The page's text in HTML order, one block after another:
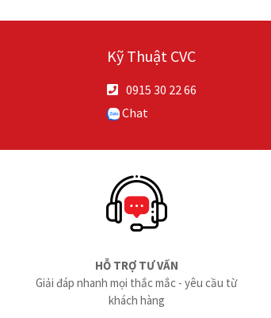
Kỹ Thuật CVC
0915 30 22 66
Chat
HỖ TRỢ TƯ VẤN
Giải đáp nhanh mọi thắc mắc - yêu cầu từ
khách hàng